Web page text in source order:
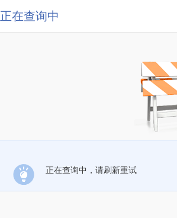
正在查询中
正在查询中，请刷新重试